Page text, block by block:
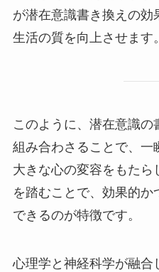
が潜在意識書き換えの効
生活の質を向上させます。
このように、潜在意識
組み合わさることで、一
大きな心の変容をもた
を踏むことで、効果的
できるのが特徴です。
心理学と神経科学が融合